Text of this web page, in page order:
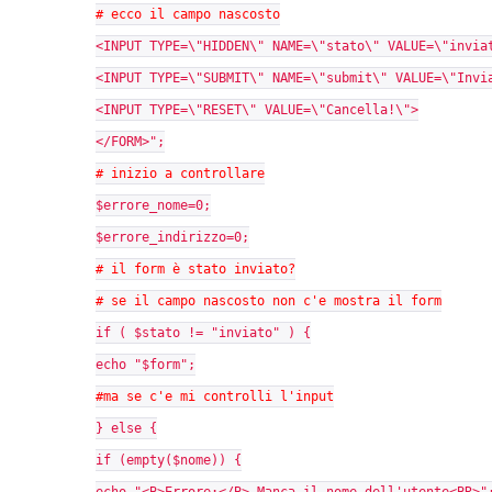
# ecco il campo nascosto
<INPUT TYPE=\"HIDDEN\" NAME=\"stato\"
<INPUT TYPE=\"SUBMIT\" NAME=\"submit\"
<INPUT TYPE=\"RESET\" VALUE=\"Cancella!\">
</FORM>";
# inizio a controllare
$errore_nome=0;
$errore_indirizzo=0;
# il form è stato inviato?
# se il campo nascosto non c'e mostra il form
if ( $stato != "inviato" ) {
echo "$form";
#ma se c'e mi controlli l'input
} else {
if (empty($nome)) {